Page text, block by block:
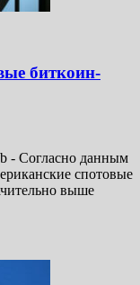
биткоин-
- Согласно данным
спотовые
выше